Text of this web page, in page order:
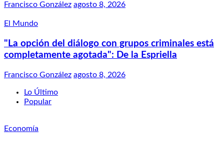
Francisco González agosto 8, 2026
El Mundo
"La opción del diálogo con grupos criminales está
completamente agotada": De la Espriella
Francisco González agosto 8, 2026
Lo Último
Popular
Economía